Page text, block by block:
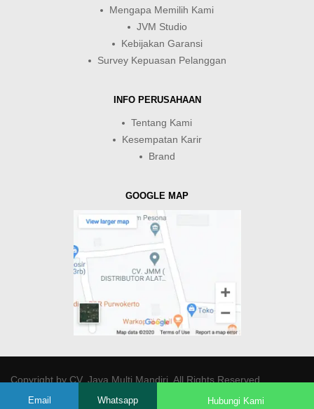
Mengapa Memilih Kami
JVM Studio
Kebijakan Garansi
Survey Kepuasan Pelanggan
INFO PERUSAHAAN
Tentang Kami
Kesempatan Karir
Brand
GOOGLE MAP
Copyright byCV. Java Multi Mandiri. All Rights Reserved.
Email Whatsapp Hubungi Kami